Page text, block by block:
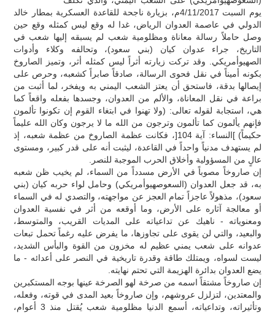
يوم السبت 4/11/2017م، بزيارة ناجحة للقاعدة العسكرية بمطار خالد
الدولي في عاصمة العدوان الرياض، غدا له وقع ليس كمثله وقع حين
وصل حاملاً رسالة معاناة ومظلومية شعب لم يسبقه إليها شعب في
التاريخ، جراء عدوان كيان (بني سعود)، وتحالفه وكلاء وأدوات
الصهيوأمريكي. وقد تركت زيارته أثراً ليس كمثله أثر، وتميز الصاروخ
بكونه أميناً في نقل فحوى الرسالة، صادقاً صابراً كشعبه، وحرص على
إيصالها بدقة، فاستحق أن يعتز الشعب اليمني به ويفخر، لما أثبت من
براعة في نقل المعاناة، والألم من العدوان، وجسدها بفعله واقعاً كما
هي، استجابة لقوله تعالى: (ولا تهنوا في ابتغاء القوم إن تكونوا تألمون
فإنهم يألمون كما تألمون وترجون من الله ما لا يرجون وكان الله عليماً
حكيماً) ]النساء: آية 104[، فكانت عظمة الصاروخ من عظمة شعبه، إذ
لم يستهدف مدنياً واحداً في القاعدة، ليثبت أنه على قدر كبير، ومستوى
عالٍ من المسؤولية وأخلاق الحرب الموجبة للنصر.
إن صاروخاً مصوباً في الأرض مسدداً من السماء، لم يخيب ظن شعبه
به، قد جعل العدوان (السعوصهيوأمريكي) وحامل لواء حربه كيان (بني
سعود)، مذهولاً عاجزاً تمام العجز عن مواجهته، والتصدي له في السماء
أو معالجة آثاره على الأرض، وما أوقعه من أثر في نفسية العدوان
ومعنوياته - ناهيك عن تداعياته على المديات القريب، والمتوسط،
والبعيد، والتي لن يقوى على تجاوزها، ما يفرض عليه رغماً تحمل تبعات
عدوانه على شعب يمني عظيم له مخزون من القوة والبأس الشديد،
ليست لسواه، ويمتلك طاقة وقدرة تاريخية في النصر على أعدائه - ما
يضع العدوان بدائرة الهزيمة التي تحتم نهايته.
إن صاروخاً مشتقاً اسمه من صرخة لهو الصرخة عينها بوجه المستكبرين
والمعتدين، لتزلزل عروشهم، وإن صاروخاً بعيد المدى في قوته، وفعله،
وتأثيراته، وتداعياته، أسمع الدنيا مظلومية شعب يُقتل منذ 3 أعوام،